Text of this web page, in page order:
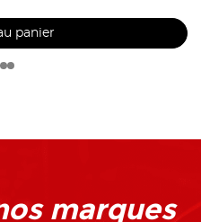
panier
marques